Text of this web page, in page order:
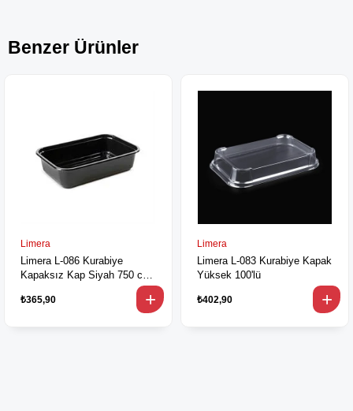
Benzer Ürünler
Limera
Limera L-086 Kurabiye
Kapaksız Kap Siyah 750 cc
₺365,90
Limera
Limera L-083 Kurabiye Kapak
Yüksek 100'lü
₺402,90